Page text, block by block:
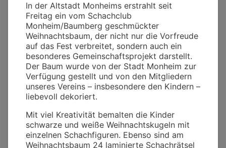
In der Altstadt Monheims erstrahlt seit
Freitag ein vom Schachclub
Monheim/Baumberg geschmückter
Weihnachtsbaum, der nicht nur die Vorfreude
auf das Fest verbreitet, sondern auch ein
besonderes Gemeinschaftsprojekt darstellt.
Der Baum wurde von der Stadt Monheim zur
Verfügung gestellt und von den Mitgliedern
unseres Vereins – insbesondere den Kindern –
liebevoll dekoriert.
Mit viel Kreativität bemalten die Kinder
schwarze und weiße Weihnachtskugeln mit
einzelnen Schachfiguren. Ebenso sind am
Weihnachtsbaum 24 laminierte Schachrätsel